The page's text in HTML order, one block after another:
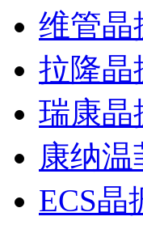
维管晶
拉隆晶
瑞康晶
康纳温
ECS晶